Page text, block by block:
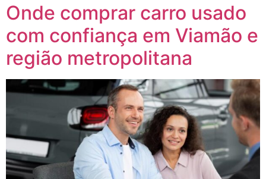
Onde comprar carro usado
com confiança em Viamão e
região metropolitana